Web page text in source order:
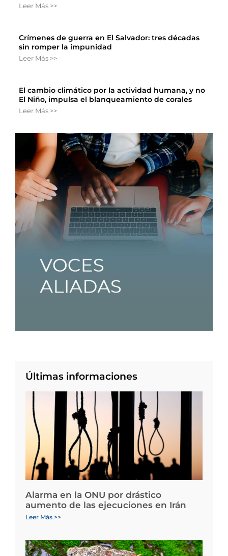
Leer Más >>
Crímenes de guerra en El Salvador: tres décadas
sin romper la impunidad
Leer Más >>
El cambio climático por la actividad humana, y no
El Niño, impulsa el blanqueamiento de corales
Leer Más >>
Últimas informaciones
Alarma en la ONU por drástico
aumento de las ejecuciones en Irán
Leer Más >>